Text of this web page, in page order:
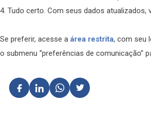
4. Tudo certo. Com seus dados
Se preferir, acesse a área restrita, com seu
o submenu “preferências de comunicação”